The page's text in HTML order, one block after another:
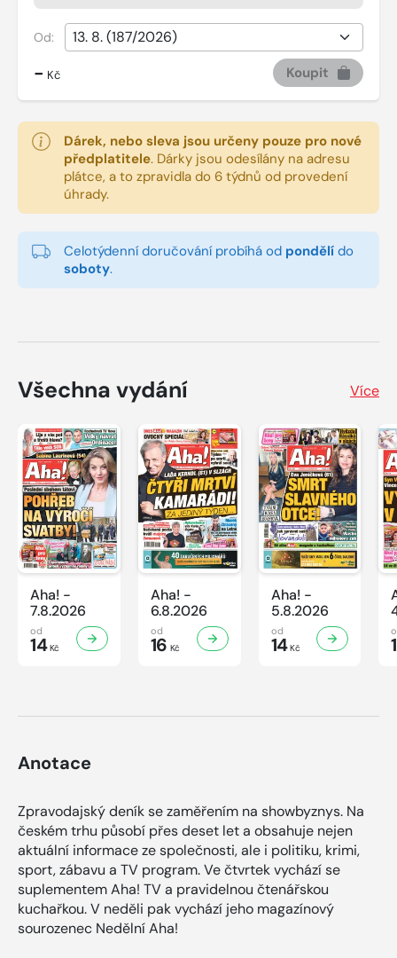
Od:
- Kč Koupit
Dárek, nebo sleva jsou určeny pouze pro nové
předplatitele. Dárky jsou odesílány na adresu
plátce, a to zpravidla do 6 týdnů od provedení
úhrady.
Celotýdenní doručování probíhá od pondělí do
soboty.
Všechna vydání Více
Aha! -
7.8.2026
od
14Kč
Aha! -
6.8.2026
od
16 Kč
Aha! -
5.8.2026
od
14Kč
Anotace
Zpravodajský deník se zaměřením na showbyznys. Na
českém trhu působí přes deset let a obsahuje nejen
aktuální informace ze společnosti, ale i politiku, krimi,
sport, zábavu a TV program. Ve čtvrtek vychází se
suplementem Aha! TV a pravidelnou čtenářskou
kuchařkou. V neděli pak vychází jeho magazínový
sourozenec Nedělní Aha!